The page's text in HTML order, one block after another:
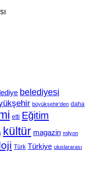
belediyesi
büyükşehir’den daha
etti Eğitim
kültür magazin milyon
Türk Türkiye uluslararası